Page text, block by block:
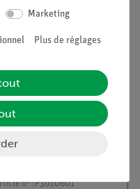
n° :P3010601
Marketing
Plus de réglages